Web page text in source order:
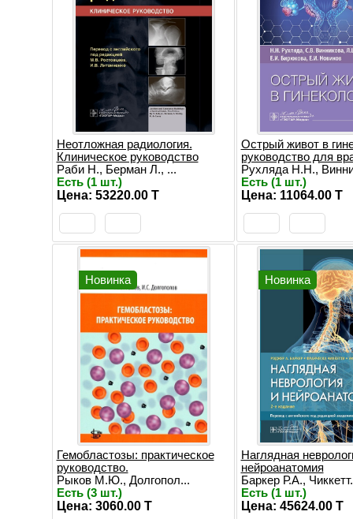
Неотложная радиология.
Клиническое руководство
Раби Н., Берман Л., ...
Есть (1 шт.)
Цена: 53220.00 T
Острый живот в
руководство для
Рухляда Н.Н.,
Есть (1 шт.)
Цена: 11064.00 T
Новинка
Гемобластозы: практическое
руководство.
Рыков М.Ю., Долгопол...
Есть (3 шт.)
Цена: 3060.00 T
Новинка
Наглядная
нейроанатомия
Баркер Р.А.,
Есть (1 шт.)
Цена: 45624.00 T